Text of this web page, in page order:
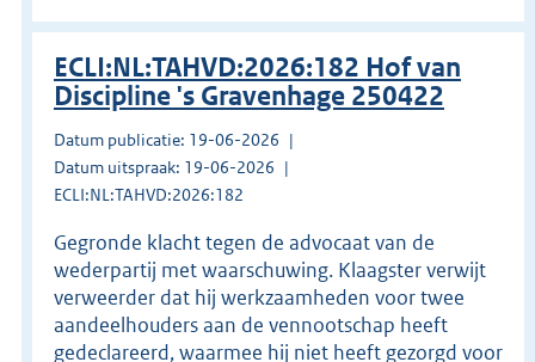
ECLI:NL:TAHVD:2026:182 Hof van
Discipline 's Gravenhage 250422
Datum publicatie: 19-06-2026
Datum uitspraak: 19-06-2026
ECLI:NL:TAHVD:2026:182
Gegronde klacht tegen de advocaat van de
wederpartij met waarschuwing. Klaagster verwijt
verweerder dat hij werkzaamheden voor twee
aandeelhouders aan de vennootschap heeft
gedeclareerd, waarmee hij niet heeft gezorgd voor